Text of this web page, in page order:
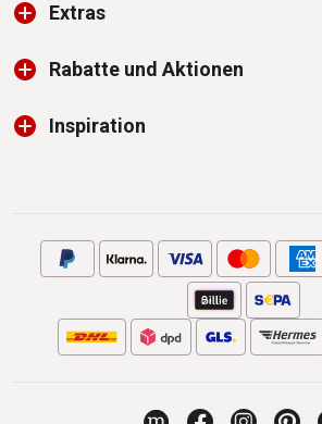
Extras
Rabatte und Aktionen
Inspiration